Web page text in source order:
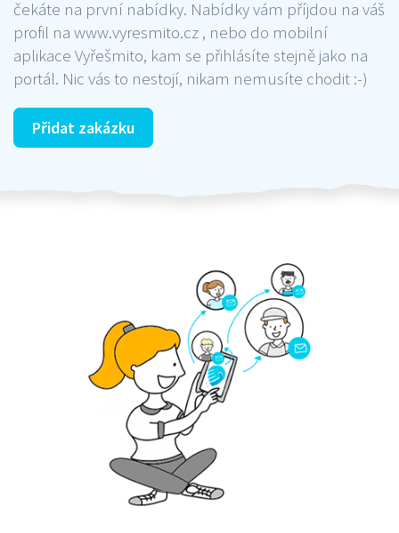
čekáte na první nabídky. Nabídky vám příjdou na váš
profil na www.vyresmito.cz , nebo do mobilní
aplikace Vyřešmito, kam se přihlásíte stejně jako na
portál. Nic vás to nestojí, nikam nemusíte chodit :-)
Přidat zakázku